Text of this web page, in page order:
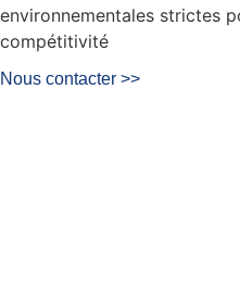
environnementales strictes
compétitivité
Nous contacter >>